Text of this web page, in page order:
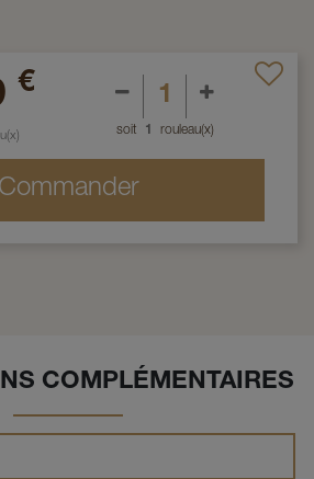
€
soit 1 rouleau(x)
Commander
COMPLÉMENTAIRES